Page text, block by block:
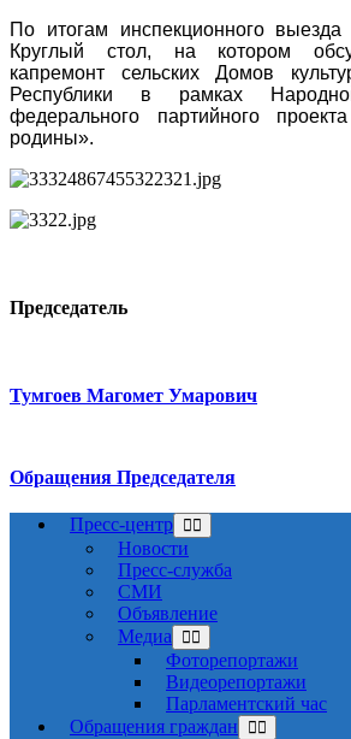
По итогам инспекционного выезда
Круглый стол, на котором
капремонт сельских Домов
Республики в рамках
федерального партийного
родины».
Председатель
Тумгоев Магомет Умарович
Обращения Председателя
Пресс-центр
Новости
Пресс-служба
СМИ
Объявление
Медиа
Фоторепортажи
Видеорепортажи
Парламентский час
Обращения граждан